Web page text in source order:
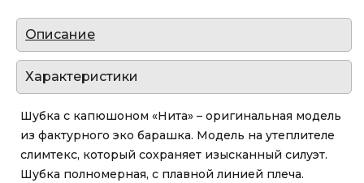
Описание
Характеристики
Шубка с капюшоном «Нита» – оригинальная модель
из фактурного эко барашка. Модель на утеплителе
слимтекс, который сохраняет изысканный силуэт.
Шубка полномерная, с плавной линией плеча.